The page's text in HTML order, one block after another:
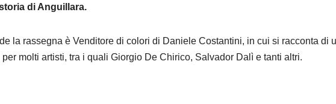
di Anguillara.
la rassegna è Venditore di colori di Daniele Costantini, in cui si racconta di
per molti artisti, tra i quali Giorgio De Chirico, Salvador Dalì e tanti altri.